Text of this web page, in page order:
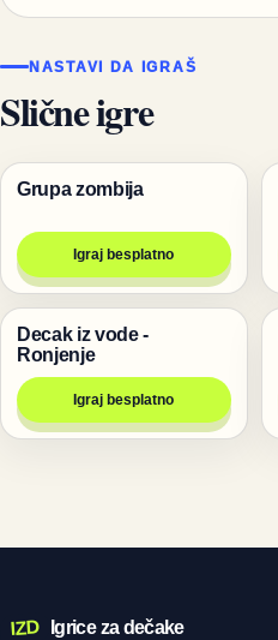
NASTAVI DA IGRAŠ
Slične igre
Pucanje
Grupa zombija
Igraj besplatno
Igre
Decak iz vode -
Ronjenje
Igraj besplatno
IZD Igrice za dečake